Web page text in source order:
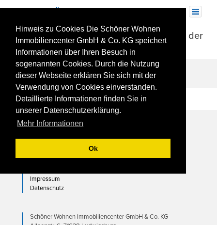
Hinweis zu Cookies Die Schöner Wohnen
Immobiliencenter GmbH & Co. KG speichert
Informationen über Ihren Besuch in
sogenannten Cookies. Durch die Nutzung
dieser Webseite erklären Sie sich mit der
Verwendung von Cookies einverstanden.
Detaillierte Informationen finden Sie in
unserer Datenschutzerklärung.
Mehr Informationen
Ok
Toggle
navigation
Exklusive 4-Zimmer-Maisonette-Wohnung in der
City – Erstbezug!
Beitragsnavigation
Exklusive 3-Zimmer-Stadtwohnung – Erstbezug! Exklusive 2-Zimmer-Stadtwohnung – Erstbezug!
Impressum
Datenschutz
Schöner Wohnen Immobiliencenter GmbH & Co. KG